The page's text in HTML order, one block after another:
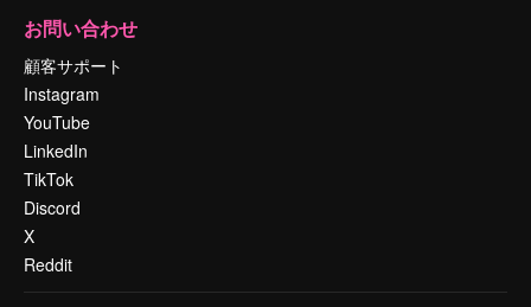
お問い合わせ
顧客サポート
Instagram
YouTube
LinkedIn
TikTok
Discord
X
Reddit